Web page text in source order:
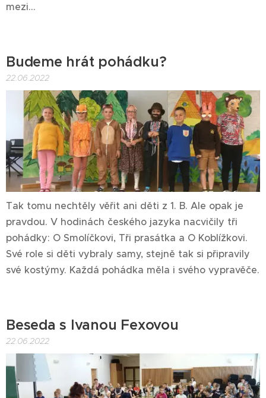
mezi...
Budeme hrát pohádku?
22.06.2022
Tak tomu nechtěly věřit ani děti z 1. B. Ale opak je
pravdou. V hodinách českého jazyka nacvičily tři
pohádky: O Smolíčkovi, Tři prasátka a O Koblížkovi.
Své role si děti vybraly samy, stejně tak si připravily
své kostýmy. Každá pohádka měla i svého vypravěče.
Beseda s Ivanou Fexovou
22.06.2022